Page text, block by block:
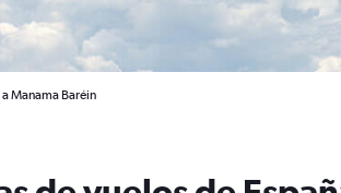
Manama Baréin